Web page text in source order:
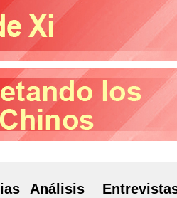
Análisis